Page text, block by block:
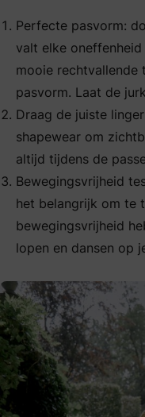
Perfecte pasvorm:
valt elke
mooie
pasvorm. Laat de
Draag de juiste
shapewear om
altijd tijdens de
Bewegingsvrijheid
het belangrijk om te
bewegingsvrijheid
lopen en dansen op